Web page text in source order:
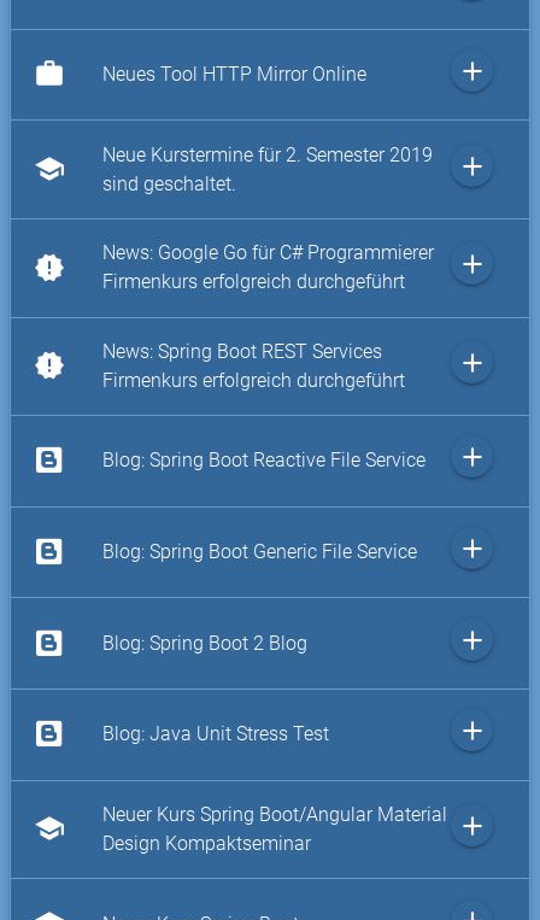
work Neues Tool HTTP Mirror Online add
school
Neue Kurstermine für 2. Semester 2019
sind geschaltet.
add
new_releases
News: Google Go für C# Programmierer
Firmenkurs erfolgreich durchgeführt
add
new_releases
News: Spring Boot REST Services
Firmenkurs erfolgreich durchgeführt
add
Blog: Spring Boot Reactive File Service add
Blog: Spring Boot Generic File Service add
Blog: Spring Boot 2 Blog add
Blog: Java Unit Stress Test add
school
Neuer Kurs Spring Boot/Angular Material
Design Kompaktseminar
add